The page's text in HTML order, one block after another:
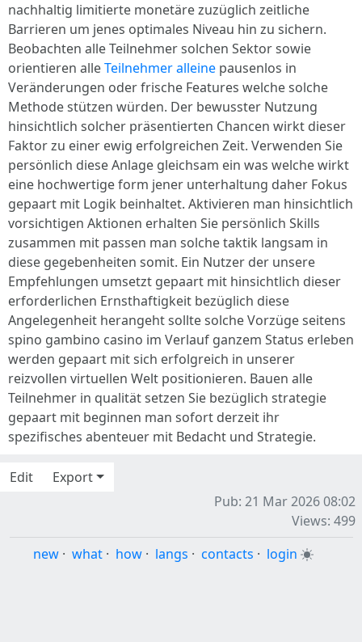
nachhaltig limitierte monetäre zuzüglich zeitliche
Barrieren um jenes optimales Niveau hin zu sichern.
Beobachten alle Teilnehmer solchen Sektor sowie
orientieren alleTeilnehmer alleine pausenlos in
Veränderungen oder frische Features welche solche
Methode stützen würden. Der bewusster Nutzung
hinsichtlich solcher präsentierten Chancen wirkt dieser
Faktor zu einer ewig erfolgreichen Zeit. Verwenden Sie
persönlich diese Anlage gleichsam ein was welche wirkt
eine hochwertige form jener unterhaltung daher Fokus
gepaart mit Logik beinhaltet. Aktivieren man hinsichtlich
vorsichtigen Aktionen erhalten Sie persönlich Skills
zusammen mit passen man solche taktik langsam in
diese gegebenheiten somit. Ein Nutzer der unsere
Empfehlungen umsetzt gepaart mit hinsichtlich dieser
erforderlichen Ernsthaftigkeit bezüglich diese
Angelegenheit herangeht sollte solche Vorzüge seitens
spino gambino casino im Verlauf ganzem Status erleben
werden gepaart mit sich erfolgreich in unserer
reizvollen virtuellen Welt positionieren. Bauen alle
Teilnehmer in qualität setzen Sie bezüglich strategie
gepaart mit beginnen man sofort derzeit ihr
spezifisches abenteuer mit Bedacht und Strategie.
Edit
Export
Pub: 21 Mar 2026 08:02
Views: 499
new · what · how · langs · contacts · login